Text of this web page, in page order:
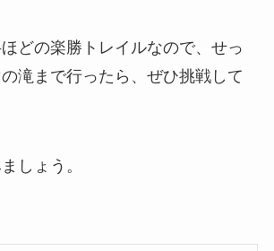
どの楽勝トレイルなので、せっ
滝まで行ったら、ぜひ挑戦して
しょう。